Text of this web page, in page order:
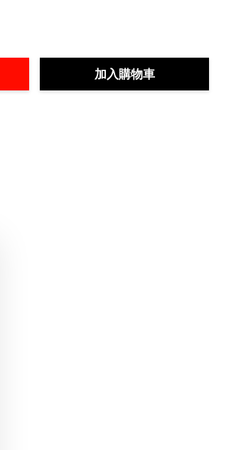
加入購物車